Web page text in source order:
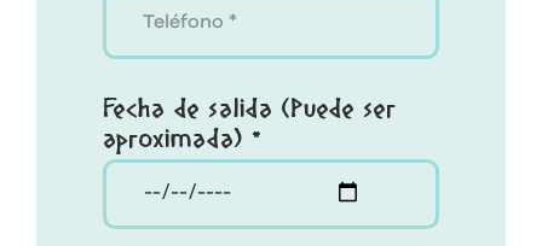
Fecha de salida (Puede ser
aproximada) *